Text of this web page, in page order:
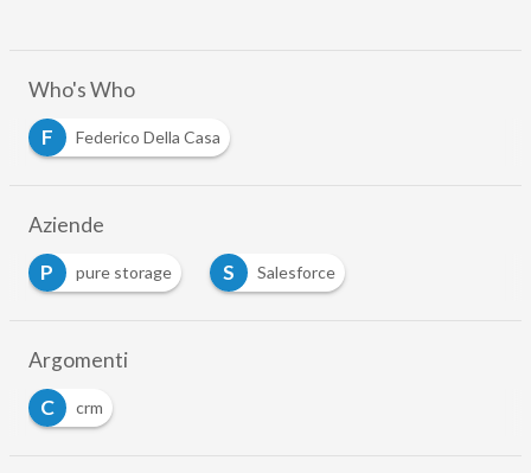
Who's Who
F
Federico Della Casa
Aziende
P
pure storage S Salesforce
Argomenti
C
crm